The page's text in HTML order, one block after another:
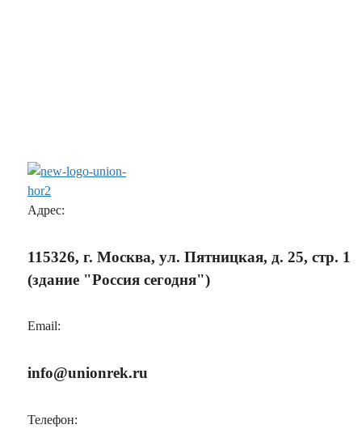
Адрес:
115326, г. Москва, ул. Пятницкая, д. 25, стр. 1
(здание "Россия сегодня")
Email:
info@unionrek.ru
Телефон: